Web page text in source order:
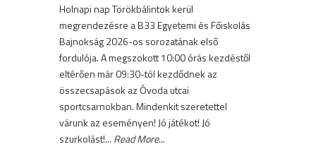
Holnapi nap Törökbálintok kerül
megrendezésre a B33 Egyetemi és Főiskolás
Bajnokság 2026-os sorozatának első
fordulója. A megszokott 10:00 órás kezdéstől
eltérően már 09:30-tól kezdődnek az
összecsapások az Óvoda utcai
sportcsarnokban. Mindenkit szeretettel
várunk az eseményen! Jó játékot! Jó
szurkolást!... Read More...